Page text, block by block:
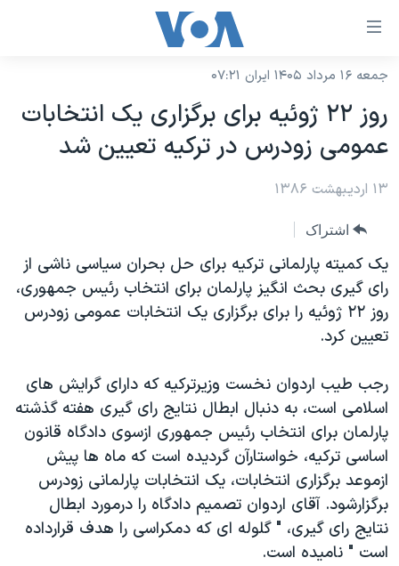
لینکهای
دسترسی
جهش
محتوای
اصلی
جهش
صفحه
اصلی
جهش
به
جستجو
نسخه سبک وب‌سایت
موضوع ها
ایران
آمریکا
جهان
ورزشی
گزیده‌ها
ویدیوها
فرهنگ و زندگی
حقوق شهروندی
اقتصادی
علم و فناوری
اسرائیل در جنگ
برنامه های تلویزیونی
جدول برنامه ها
صفحه‌های ویژه
جام جهانی ۲۰۲۶
عملیات خشم حماسی
بایگانی برنامه‌های تلویزیونی
مستندها
انتخابات ریاست جمهوری آمریکا ۲۰۲۴
حمله جمهوری اسلامی به اسرائیل
رمز مهسا
ورزش زنان در ایران
فرکانس‌های صدای آمریکا
پخش رادیویی
دنبال کنید
زبانهای مختلف
جمعه ۱۶ مرداد ۱۴۰۵ ایران ۰۷:۲۱
روز ۲۲ ژوئيه برای برگزاری يک انتخابات
عمومی زودرس در ترکيه تعيين شد
۱۳ اردیبهشت ۱۳۸۶
اشتراک
يک کميته پارلمانی ترکيه برای حل بحران سياسی ناشی از
رای گيری بحث انگيز پارلمان برای انتخاب رئيس جمهوری،
روز ۲۲ ژوئيه را برای برگزاری يک انتخابات عمومی زودرس
تعيين کرد.
رجب طيب اردوان نخست وزيرترکيه که دارای گرايش های
اسلامی است، به دنبال ابطال نتايج رای گيری هفته گذشته
پارلمان برای انتخاب رئيس جمهوری ازسوی دادگاه قانون
اساسی ترکيه، خواستارآن گرديده است که ماه ها پيش
ازموعد برگزاری انتخابات، يک انتخابات پارلمانی زودرس
برگزارشود. آقای اردوان تصميم دادگاه را درمورد ابطال
نتايج رای گيری، " گلوله ای که دمکراسی را هدف قرارداده
است " ناميده است.